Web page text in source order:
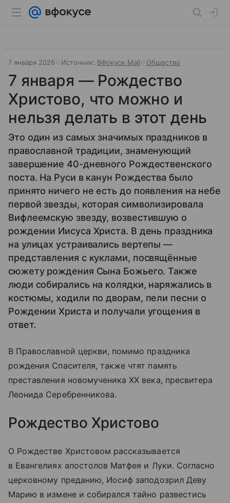
7 января 2026 Источник: ВФокусе Mail Общество
7 января — Рождество
Христово, что можно и
нельзя делать в этот день
Это один из самых значимых праздников в
православной традиции, знаменующий
завершение 40-дневного Рождественского
поста. На Руси в канун Рождества было
принято ничего не есть до появления на небе
первой звезды, которая символизировала
Вифлеемскую звезду, возвестившую о
рождении Иисуса Христа. В день праздника
на улицах устраивались вертепы —
представления с куклами, посвящённые
сюжету рождения Сына Божьего. Также
люди собирались на колядки, наряжались в
костюмы, ходили по дворам, пели песни о
Рождении Христа и получали угощения в
ответ.
В Православной церкви, помимо праздника
рождения Спасителя, также чтят память
преставления новомученика XX века, пресвитера
Леонида Серебренникова.
Рождество Христово
О Рождестве Христовом рассказывается
в Евангелиях апостолов Матфея и Луки. Согласно
церковному преданию, Иосиф заподозрил Деву
Марию в измене и собирался тайно развестись